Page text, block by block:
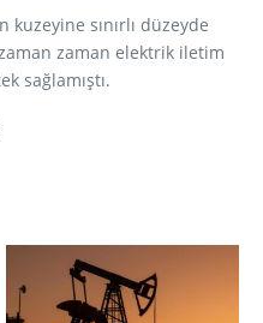
kuzeyine sınırlı düzeyde
zaman elektrik iletim
sağlamıştı.